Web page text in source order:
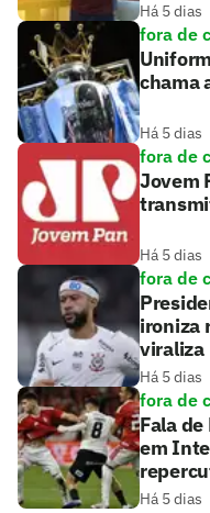
Há 5 dias
fora de
chama
Há 5 dias
fora de
Jovem
Há 5 dias
fora de
ironiza
viraliza
Há 5 dias
fora de
Fala
em
Há 5 dias